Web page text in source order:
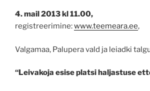
4. mail 2013 kl 11.00,
registreerimine:www.teemeara.ee,
Valgamaa, Palupera vald ja leiadki
“Leivakoja esise platsi haljastuse